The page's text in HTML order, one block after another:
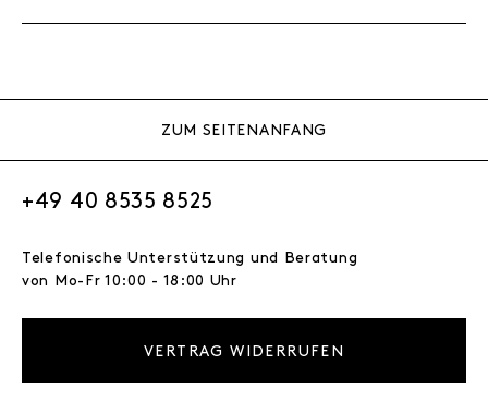
ZUM SEITENANFANG
+49 40 8535 8525
Telefonische Unterstützung und Beratung
von Mo-Fr 10:00 - 18:00 Uhr
VERTRAG WIDERRUFEN